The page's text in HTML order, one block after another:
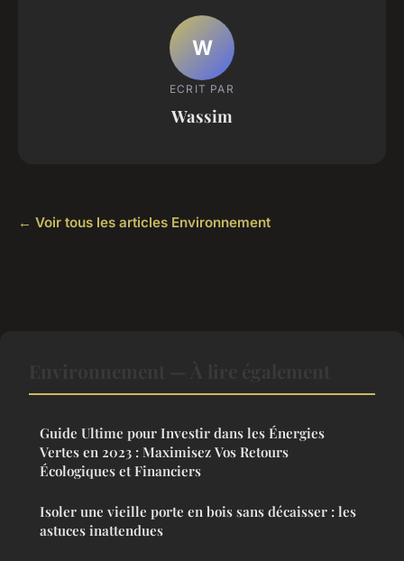
W
ECRIT PAR
Wassim
← Voir tous les articles Environnement
Guide Ultime pour Investir dans les Énergies
Vertes en 2023 : Maximisez Vos Retours
Écologiques et Financiers
Isoler une vieille porte en bois sans décaisser : les
astuces inattendues